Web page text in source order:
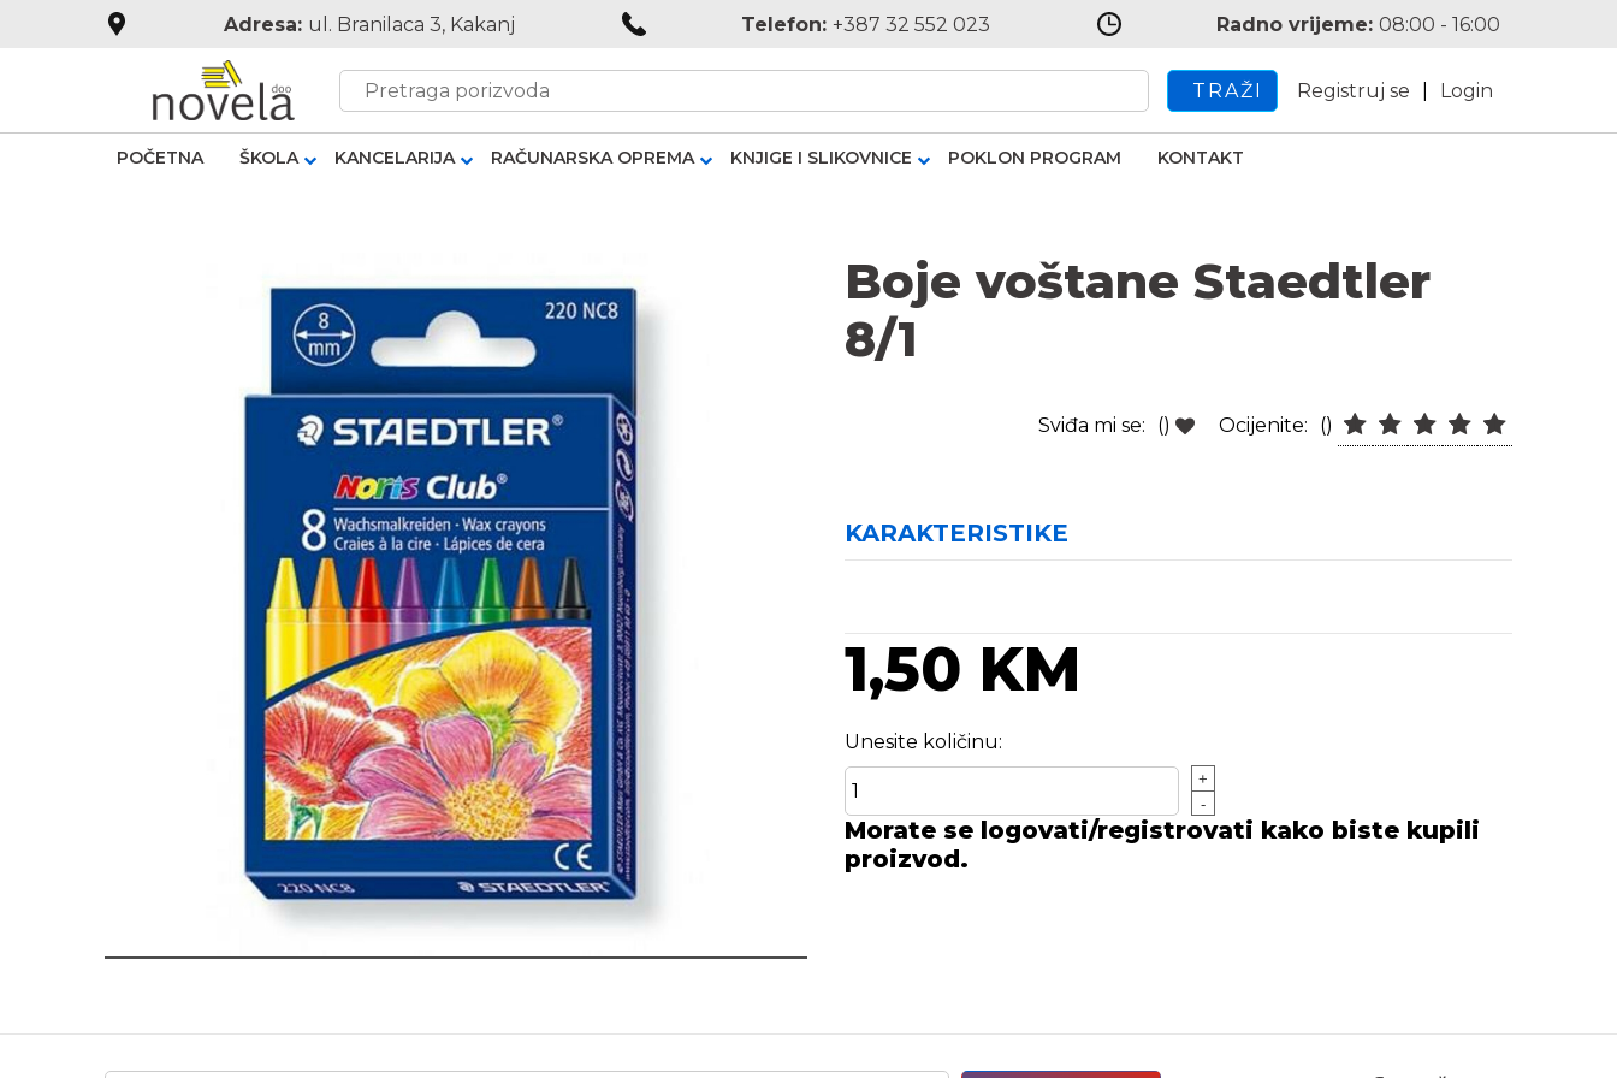
Adresa: ul. Branilaca 3, Kakanj Telefon: +387 32 552 023 Radno vrijeme: 08:00 - 16:00
TRAŽI Registruj se Login
POČETNA ŠKOLA KANCELARIJA RAČUNARSKA OPREMA KNJIGE I SLIKOVNICE POKLON PROGRAM KONTAKT
Boje voštane Staedtler
8/1
Sviđa mi se: () Ocijenite: ()
KARAKTERISTIKE
1,50 KM
Unesite količinu:
+
-
Morate se logovati/registrovati kako biste kupili
proizvod.